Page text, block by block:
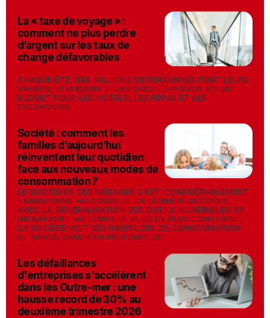
La « taxe de voyage » :
comment ne plus perdre
d’argent sur les taux de
change défavorables
CHAQUE ÉTÉ, DES MILLIONS DE PERSONNES FONT LEURS
VALISES, RÉSERVENT LEURS VOLS ET PRÉVOIENT UN
BUDGET POUR LES HÔTELS, LES REPAS ET LES
EXCURSIONS.
Société : comment les
familles d’aujourd’hui
réinventent leur quotidien
face aux nouveaux modes de
consommation ?
LE QUOTIDIEN DES MÉNAGES S'EST CONSIDÉRABLEMENT
TRANSFORMÉ AU COURS DE LA DERNIÈRE DÉCENNIE.
AVEC LA GÉNÉRALISATION DES OUTILS NUMÉRIQUES ET
UN RAPPORT AU TEMPS DE PLUS EN PLUS CONTRAINT,
LA SOCIÉTÉ VOIT SES HABITUDES DE CONSOMMATION
SE TRANSFORMER EN PROFONDEUR
Les défaillances
d'entreprises s'accélèrent
dans les Outre-mer : une
hausse record de 30% au
deuxième trimestre 2026